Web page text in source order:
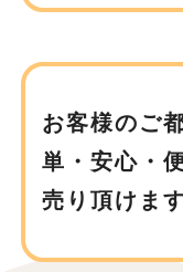
お客様のご
単・安心・
売り頂けま